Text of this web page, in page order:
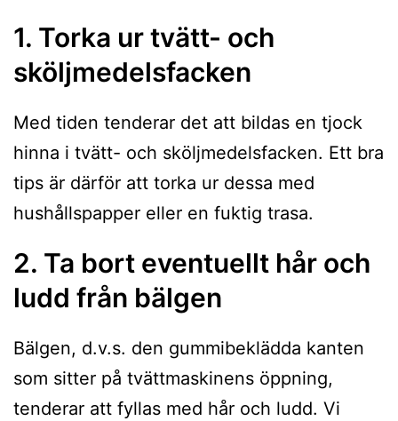
1. Torka ur tvätt- och
sköljmedelsfacken
Med tiden tenderar det att bildas en tjock
hinna i tvätt- och sköljmedelsfacken. Ett bra
tips är därför att torka ur dessa med
hushållspapper eller en fuktig trasa.
2. Ta bort eventuellt hår och
ludd från bälgen
Bälgen, d.v.s. den gummibeklädda kanten
som sitter på tvättmaskinens öppning,
tenderar att fyllas med hår och ludd. Vi